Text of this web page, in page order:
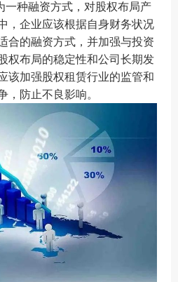
一种融资方式，对股权布局产
，企业应该根据自身财务状况
合的融资方式，并加强与投资
权布局的稳定性和公司长期发
该加强股权租赁行业的监管和
，防止不良影响。